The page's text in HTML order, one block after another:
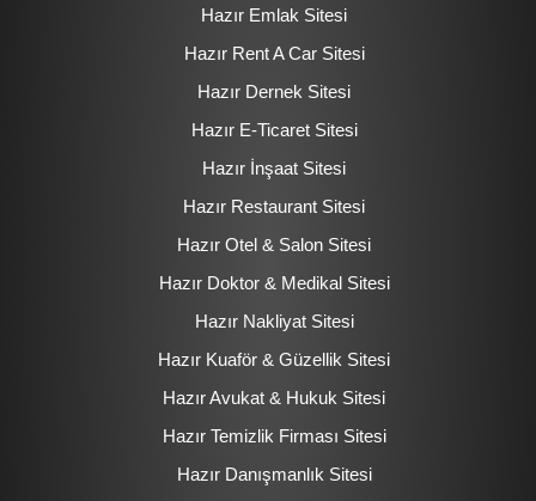
Hazır Emlak Sitesi
Hazır Rent A Car Sitesi
Hazır Dernek Sitesi
Hazır E-Ticaret Sitesi
Hazır İnşaat Sitesi
Hazır Restaurant Sitesi
Hazır Otel & Salon Sitesi
Hazır Doktor & Medikal Sitesi
Hazır Nakliyat Sitesi
Hazır Kuaför & Güzellik Sitesi
Hazır Avukat & Hukuk Sitesi
Hazır Temizlik Firması Sitesi
Hazır Danışmanlık Sitesi